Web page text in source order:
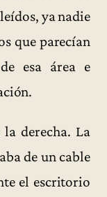
ya nadie
que parecían
esa área e
derecha. La
de un cable
el escritorio